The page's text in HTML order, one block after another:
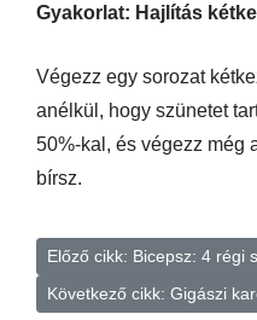
Gyakorlat: Hajlítás
Végezz egy sorozat
anélkül, hogy szünetet
50%-kal, és végezz még
bírsz.
Előző cikk: Bicepsz: 4 régi
Következő cikk: Gigászi